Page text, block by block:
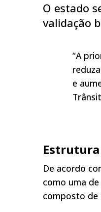
O estado
validação
“A
e
De acordo
como uma
composto de